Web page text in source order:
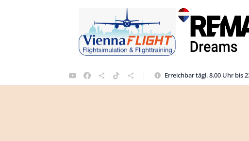
Erreichbar tägl. 8.00 Uhr bis